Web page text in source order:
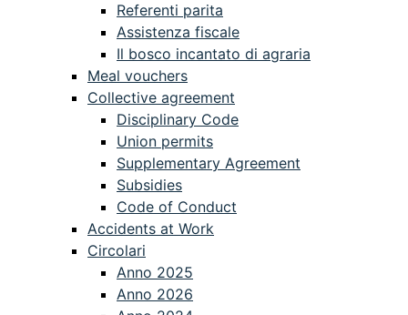
Referenti parita
Assistenza fiscale
Il bosco incantato di agraria
Meal vouchers
Collective agreement
Disciplinary Code
Union permits
Supplementary Agreement
Subsidies
Code of Conduct
Accidents at Work
Circolari
Anno 2025
Anno 2026